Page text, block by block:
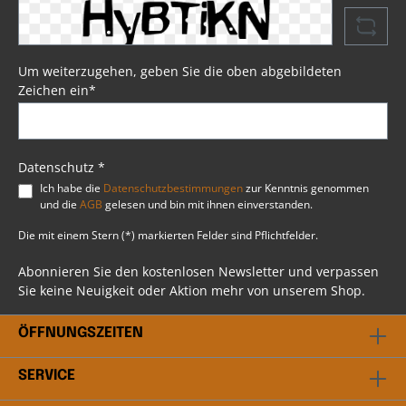
enthalten sind vier Lederriemen, die das
Anbringen der Schwingentasche am Heck Ihrer
Harley® problemlos ermöglichen. Die Tasche ist
zusätzlich durch Kunststoff und
Verstärkungsschaum gegen Verformungen bei
längerem Gebrauch geschützt. Somit ist
Favorit, ausgewählt durch unsere Profis bei BSB
nicht mit uns in Kontakt zu treten. Unser
professionelles Team steht dir gerne beratend
bei allen Fragen rund ums Thema Harley
Davidson® zur Verfügung.
Um weiterzugehen, geben Sie die oben abgebildeten
Zeichen ein*
Datenschutz *
Ich habe die Datenschutzbestimmungenzur Kenntnis genommen
und die AGB gelesen und bin mit ihnen einverstanden.
Die mit einem Stern (*) markierten Felder sind Pflichtfelder.
Abonnieren Sie den kostenlosen Newsletter und verpassen
Sie keine Neuigkeit oder Aktion mehr von unserem Shop.
ÖFFNUNGSZEITEN
SERVICE